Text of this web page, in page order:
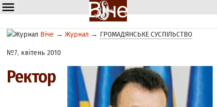
Віче →Журнал → ГРОМАДЯНСЬКЕ СУСПІЛЬСТВО
№7, квітень 2010
Ректор